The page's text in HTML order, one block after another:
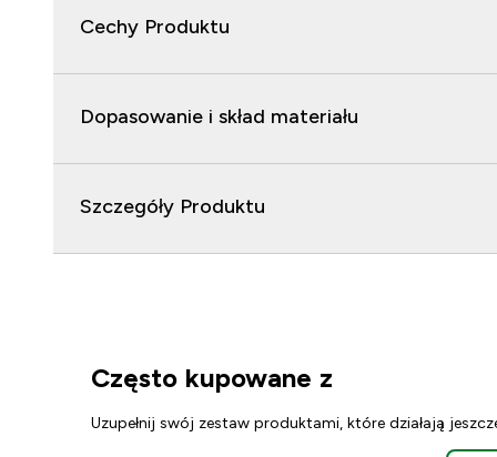
Cechy Produktu
Dopasowanie i skład materiału
Szczegóły Produktu
Często kupowane z
Uzupełnij swój zestaw produktami, które działają